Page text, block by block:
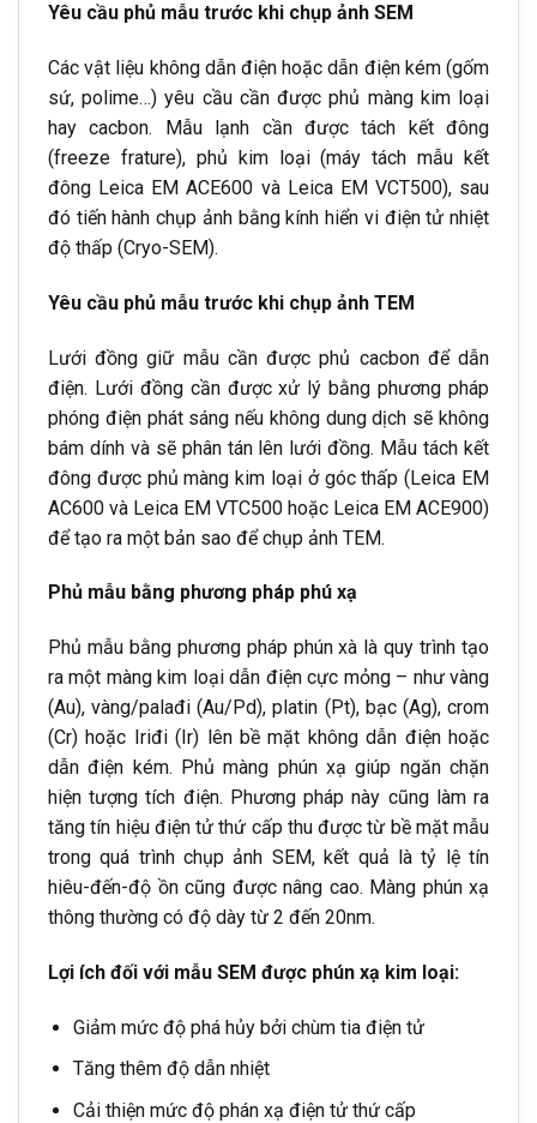
Yêu cầu phủ mẫu trước khi chụp ảnh SEM
Các vật liệu không dẫn điện hoặc dẫn điện kém (gốm
sứ, polime…) yêu cầu cần được phủ màng kim loại
hay cacbon. Mẫu lạnh cần được tách kết đông
(freeze frature), phủ kim loại (máy tách mẫu kết
đông Leica EM ACE600 và Leica EM VCT500), sau
đó tiến hành chụp ảnh bằng kính hiển vi điện tử nhiệt
độ thấp (Cryo-SEM).
Yêu cầu phủ mẫu trước khi chụp ảnh TEM
Lưới đồng giữ mẫu cần được phủ cacbon để dẫn
điện. Lưới đồng cần được xử lý bằng phương pháp
phóng điện phát sáng nếu không dung dịch sẽ không
bám dính và sẽ phân tán lên lưới đồng. Mẫu tách kết
đông được phủ màng kim loại ở góc thấp (Leica EM
AC600 và Leica EM VTC500 hoặc Leica EM ACE900)
để tạo ra một bản sao để chụp ảnh TEM.
Phủ mẫu bằng phương pháp phú xạ
Phủ mẫu bằng phương pháp phún xà là quy trình tạo
ra một màng kim loại dẫn điện cực mỏng – như vàng
(Au), vàng/palađi (Au/Pd), platin (Pt), bạc (Ag), crom
(Cr) hoặc Iriđi (Ir) lên bề mặt không dẫn điện hoặc
dẫn điện kém. Phủ màng phún xạ giúp ngăn chặn
hiện tượng tích điện. Phương pháp này cũng làm ra
tăng tín hiệu điện tử thứ cấp thu được từ bề mặt mẫu
trong quá trình chụp ảnh SEM, kết quả là tỷ lệ tín
hiêu-đến-độ ồn cũng được nâng cao. Màng phún xạ
thông thường có độ dày từ 2 đến 20nm.
Lợi ích đối với mẫu SEM được phún xạ kim loại:
Giảm mức độ phá hủy bởi chùm tia điện tử
Tăng thêm độ dẫn nhiệt
Cải thiện mức độ phán xạ điện tử thứ cấp